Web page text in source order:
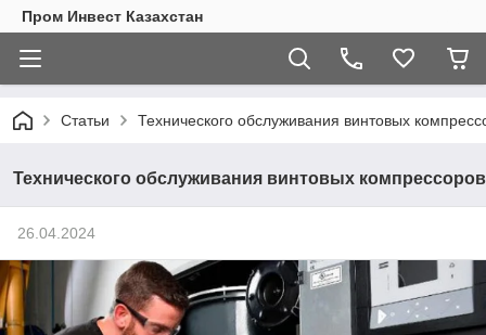
Пром Инвест Казахстан
Статьи Технического обслуживания винтовых
Технического обслуживания винтовых компрессоров
26.04.2024